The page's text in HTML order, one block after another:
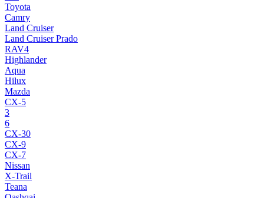
Toyota
Camry
Land Cruiser
Land Cruiser Prado
RAV4
Highlander
Aqua
Hilux
Mazda
CX-5
3
6
CX-30
CX-9
CX-7
Nissan
X-Trail
Teana